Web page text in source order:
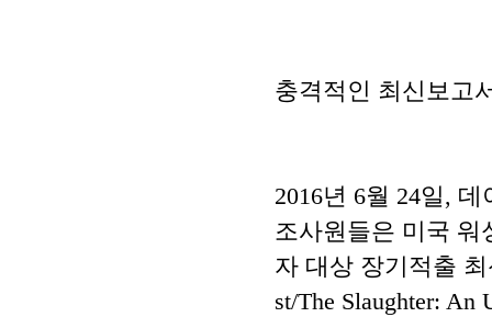
충격적인 최신보고
2016년 6월 24일,
조사원들은 미국 워
자 대상 장기적출
st/The Slaughter: An